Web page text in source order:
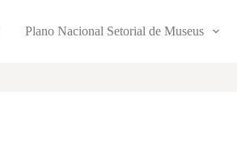
Plano Nacional Setorial de Museus